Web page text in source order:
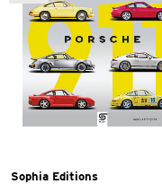
Sophia Editions